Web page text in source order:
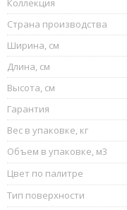
Коллекция
Страна производства
Ширина, см
Длина, см
Высота, см
Гарантия
Вес в упаковке, кг
Объем в упаковке, м3
Цвет по палитре
Тип поверхности